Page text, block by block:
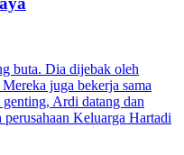
buta. Dia dijebak oleh
juga bekerja sama
Ardi datang dan
Keluarga Hartadi